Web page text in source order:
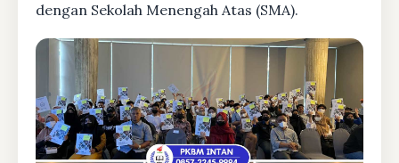
dengan Sekolah Menengah Atas (SMA).